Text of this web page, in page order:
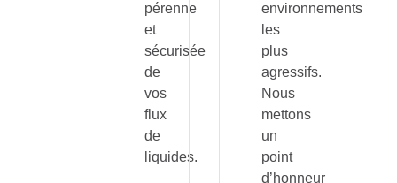
pérenne
et
sécurisée
de
vos
flux
de
liquides.
environnements
les
plus
agressifs.
Nous
mettons
un
point
d’honneur